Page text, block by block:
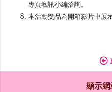
專頁私訊小編洽詢。
本活動獎品為開箱影片中展
顯示網